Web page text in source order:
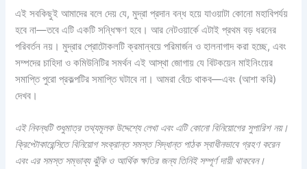
এই সবকিছুই আমাদের বলে দেয় যে, মুদ্রা প্রদান বন্ধ হয়ে যাওয়াটা কোনো মহাবিপর্যয়
হবে না—তবে এটি একটি সন্ধিক্ষণ হবে। আর নেটওয়ার্কে এটাই প্রথম বড় ধরনের
পরিবর্তন নয়। মুদ্রার প্রোটোকলটি ক্রমান্বয়ে পরিমার্জন ও হালনাগাদ করা হচ্ছে, এবং
সম্পদের চাহিদা ও কমিউনিটির সমর্থন এই আস্থা জোগায় যে বিটকয়েন মাইনিংয়ের
সমাপ্তি পুরো প্রকল্পটির সমাপ্তি ঘটাবে না। আমরা বেঁচে থাকব—এবং (আশা করি)
দেখব।
এই নিবন্ধটি শুধুমাত্র তথ্যমূলক উদ্দেশ্যে লেখা এবং এটি কোনো বিনিয়োগের সুপারিশ নয়।
ক্রিপ্টোকারেন্সিতে বিনিয়োগ সংক্রান্ত সমস্ত সিদ্ধান্ত পাঠক স্বাধীনভাবে গ্রহণ করেন
এবং এর সমস্ত সম্ভাব্য ঝুঁকি ও আর্থিক ক্ষতির জন্য তিনিই সম্পূর্ণ দায়ী থাকবেন।